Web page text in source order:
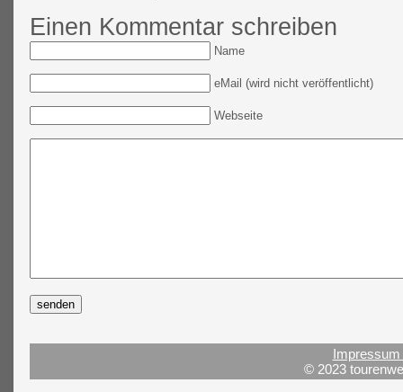
Einen Kommentar schreiben
Name
eMail (wird nicht veröffentlicht)
Webseite
© 2023